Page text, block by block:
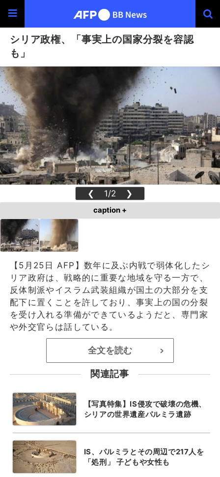
シリア政権、「事実上の国家分裂を容認
も」
❮ 1/2 ❯
caption +
【5月25日 AFP】数年に及ぶ内戦で弱体化したシ
リア政府は、戦略的に重要な地域を守る一方で、
反体制派やイスラム武装組織が国土の大部分を支
配下に置くことを許しており、事実上の国の分裂
を受け入れる準備ができているようだと、専門家
や外交官らは話している。
全文を読む >
関連記事
【写真特集】IS侵攻で破壊の危機、
シリアの世界遺産パルミラ遺跡
IS、パルミラとその周辺で217人を
「処刑」 子どもや女性も